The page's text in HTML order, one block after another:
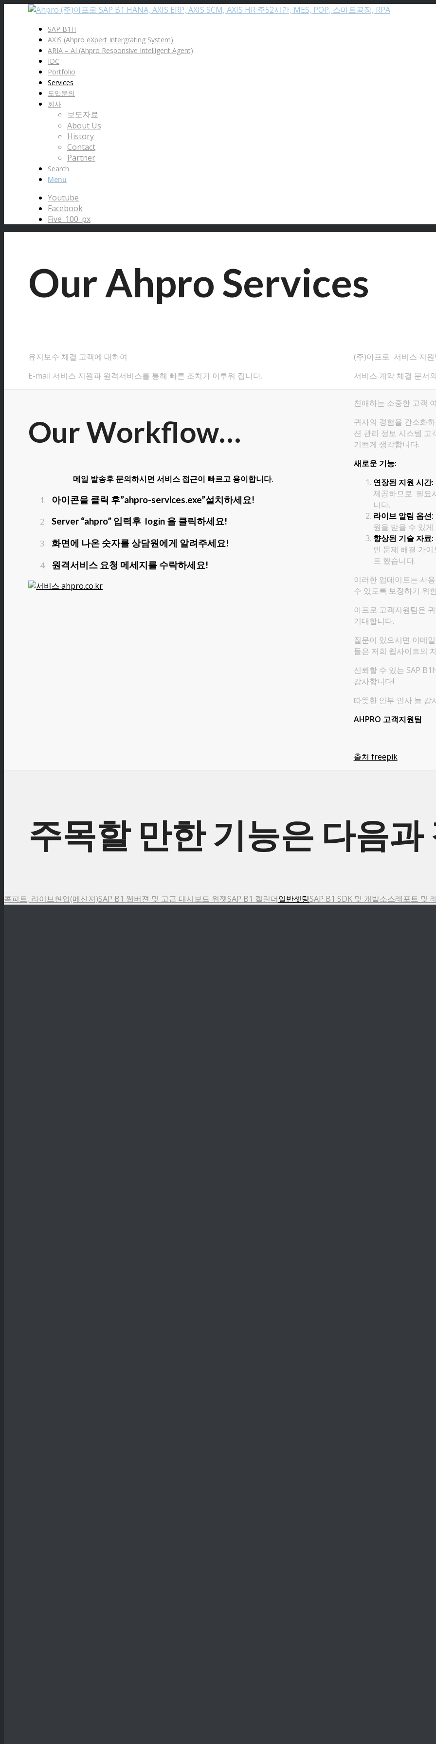
SAP B1H
AXIS (Ahpro eXpert Intergrating System)
ARIA – AI (Ahpro Responsive Intelligent Agent)
IDC
Portfolio
Services
도입문의
회사
보도자료
About Us
History
Contact
Partner
Search
Menu
Youtube
Facebook
Five_100_px
Our Ahpro Services
유지보수 체결 고객에 대하여
E-mail 서비스 지원과 원격서비스를 통해 빠른 조치가 이루워 집니다.
(주)아프로 서비스 지
서비스 계약 체결 문서
Our Workflow…
메일 발송후 문의하시면 서비스 접근이 빠르고 용이합니다.
아이콘을 클릭 후”ahpro-services.exe”설치하세요!
Server “ahpro” 입력후 login 을 클릭하세요!
화면에 나온 숫자를 상담원에게 알려주세요!
원격서비스 요청 메세지를 수락하세요!
친애하는 소중한 고객
귀사의 경험을 간소화
션 관리 정보 시스템 고
기쁘게 생각합니다.
새로운 기능:
연장된 지원 시간:
제공하므로 필요
니다.
라이브 알림 옵션:
원을 받을 수 있
향상된 기술 자료:
인 문제 해결 가
트 했습니다.
이러한 업데이트는 사
수 있도록 보장하기 위
아프로 고객지원팀은
기대합니다.
질문이 있으시면 이메
들은 저희 웹사이트의
신뢰할 수 있는 SAP
감사합니다!
따뜻한 안부 인사 늘 감
AHPRO 고객지원팀
출처 freepik
주목할 만한 기능은 다음과
콕피트, 라이브현업(메신져)SAP B1 웹버젼 및 고급 대시보드 위젯SAP B1 캘린더일반셋팅SAP B1 SDK 및 개발소스레포트 및